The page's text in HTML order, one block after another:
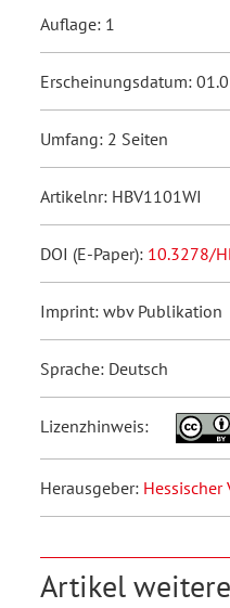
Auflage: 1
Erscheinungsdatum:
Umfang: 2 Seiten
Artikelnr: HBV1101WI
DOI (E-Paper): 10.3278/
Imprint: wbv Publikation
Sprache: Deutsch
Lizenzhinweis:
Herausgeber: Hessischer
Artikel